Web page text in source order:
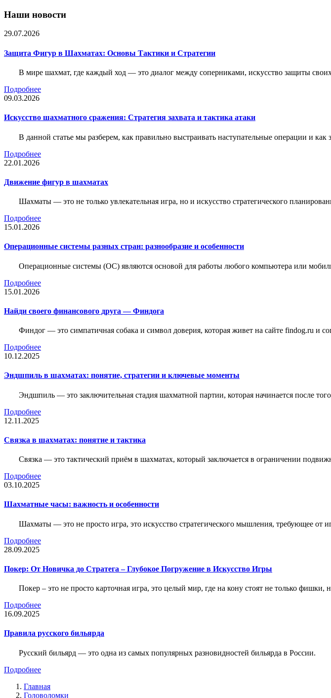
Наши новости
29.07.2026
Защита Фигур в Шахматах: Основы Тактики и Стратегии
В мире шахмат, где каждый ход — это диалог между соперниками, искусство защиты
Подробнее
09.03.2026
Искусство шахматного сражения: Стратегия захвата и тактика атаки
В данной статье мы разберем, как правильно выстраивать наступательные операции и
Подробнее
22.01.2026
Движение фигур в шахматах
Шахматы — это не только увлекательная игра, но и искусство стратегического
Подробнее
15.01.2026
Операционные системы разных стран: разнообразие и особенности
Операционные системы (ОС) являются основой для работы любого компьютера или
Подробнее
15.01.2026
Найди своего финансового друга — Финдога
Финдог — это симпатичная собака и символ доверия, которая живет на сайте findog.ru и
Подробнее
10.12.2025
Эндшпиль в шахматах: понятие, стратегии и ключевые моменты
Эндшпиль — это заключительная стадия шахматной партии, которая начинается после
Подробнее
12.11.2025
Связка в шахматах: понятие и тактика
Связка — это тактический приём в шахматах, который заключается в ограничении
Подробнее
03.10.2025
Шахматные часы: важность и особенности
Шахматы — это не просто игра, это искусство стратегического мышления, требующее от
Подробнее
28.09.2025
Покер: От Новичка до Стратега – Глубокое Погружение в Искусство Игры
Покер – это не просто карточная игра, это целый мир, где на кону стоят не только фишки,
Подробнее
16.09.2025
Правила русского бильярда
Русский бильярд — это одна из самых популярных разновидностей бильярда в России.
Подробнее
Главная
Головоломки